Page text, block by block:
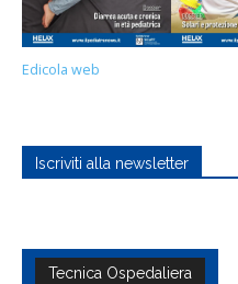
Edicola web
Iscriviti alla newsletter
Tecnica Ospedaliera